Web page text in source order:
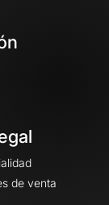
de venta